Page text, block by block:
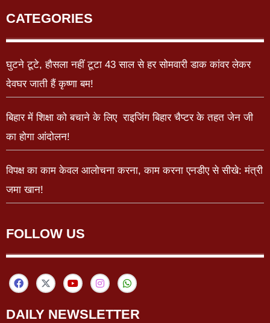
CATEGORIES
घुटने टूटे, हौसला नहीं टूटा 43 साल से हर सोमवारी डाक कांवर लेकर
देवघर जाती हैं कृष्णा बम!
बिहार में शिक्षा को बचाने के लिए राइजिंग बिहार चैप्टर के तहत जेन जी
का होगा आंदोलन!
विपक्ष का काम केवल आलोचना करना, काम करना एनडीए से सीखे: मंत्री
जमा खान!
FOLLOW US
DAILY NEWSLETTER